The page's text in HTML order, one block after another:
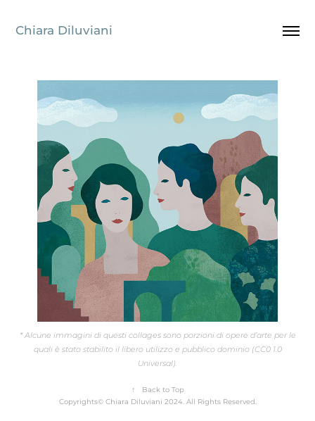
Chiara Diluviani
* Alcune immagini di questi collages sono porzioni di opere d’arte per le
quali è stato stabilito il libero utilizzo e pubblico dominio (CC0 1.0
Universal).
↑
Back to Top
Copyrights© Chiara Diluviani 2024. All Rights Reserved.